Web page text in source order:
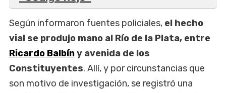
Según informaron fuentes policiales, el hecho
vial se produjo mano al Río de la Plata, entre
Ricardo Balbíny avenida de los
Constituyentes. Allí, y por circunstancias que
son motivo de investigación, se registró una